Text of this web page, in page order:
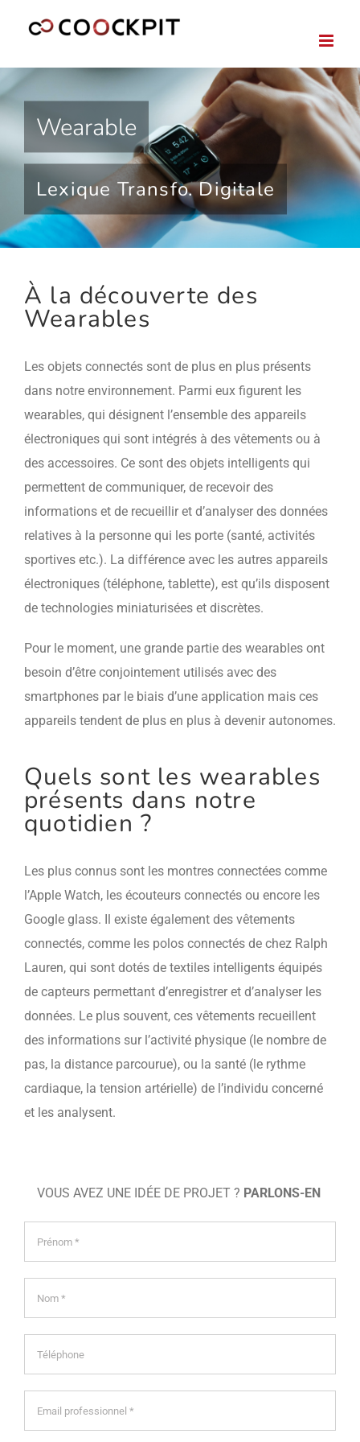
Wearable
Lexique Transfo. Digitale
À la découverte des
Wearables
Les objets connectés sont de plus en plus présents
dans notre environnement. Parmi eux figurent les
wearables, qui désignent l’ensemble des appareils
électroniques qui sont intégrés à des vêtements ou à
des accessoires. Ce sont des objets intelligents qui
permettent de communiquer, de recevoir des
informations et de recueillir et d’analyser des données
relatives à la personne qui les porte (santé, activités
sportives etc.). La différence avec les autres appareils
électroniques (téléphone, tablette), est qu’ils disposent
de technologies miniaturisées et discrètes.
Pour le moment, une grande partie des wearables ont
besoin d’être conjointement utilisés avec des
smartphones par le biais d’une application mais ces
appareils tendent de plus en plus à devenir autonomes.
Quels sont les wearables
présents dans notre
quotidien ?
Les plus connus sont les montres connectées comme
l’Apple Watch, les écouteurs connectés ou encore les
Google glass. Il existe également des vêtements
connectés, comme les polos connectés de chez Ralph
Lauren, qui sont dotés de textiles intelligents équipés
de capteurs permettant d’enregistrer et d’analyser les
données. Le plus souvent, ces vêtements recueillent
des informations sur l’activité physique (le nombre de
pas, la distance parcourue), ou la santé (le rythme
cardiaque, la tension artérielle) de l’individu concerné
et les analysent.
VOUS AVEZ UNE IDÉE DE PROJET ? PARLONS-EN